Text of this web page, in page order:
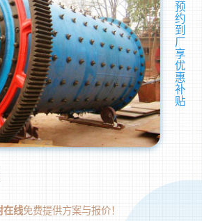
预
约
到
厂
享
优
惠
补
贴
在线免费提供方案与报价！